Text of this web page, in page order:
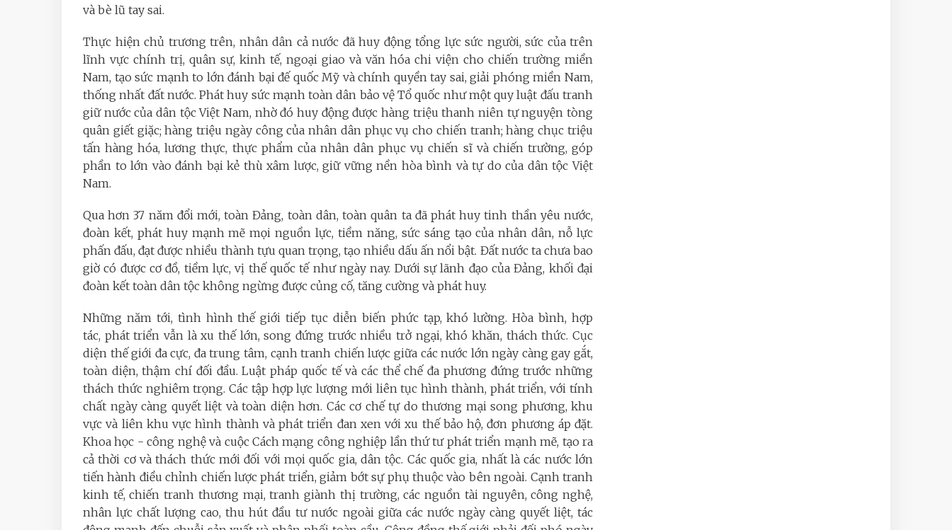
và bè lũ tay sai.
Thực hiện chủ trương trên, nhân dân cả nước đã huy động tổng lực sức người, sức của trên
lĩnh vực chính trị, quân sự, kinh tế, ngoại giao và văn hóa chi viện cho chiến trường miền
Nam, tạo sức mạnh to lớn đánh bại đế quốc Mỹ và chính quyền tay sai, giải phóng miền Nam,
thống nhất đất nước. Phát huy sức mạnh toàn dân bảo vệ Tổ quốc như một quy luật đấu tranh
giữ nước của dân tộc Việt Nam, nhờ đó huy động được hàng triệu thanh niên tự nguyện tòng
quân giết giặc; hàng triệu ngày công của nhân dân phục vụ cho chiến tranh; hàng chục triệu
tấn hàng hóa, lương thực, thực phẩm của nhân dân phục vụ chiến sĩ và chiến trường, góp
phần to lớn vào đánh bại kẻ thù xâm lược, giữ vững nền hòa bình và tự do của dân tộc Việt
Nam.
Qua hơn 37 năm đổi mới, toàn Đảng, toàn dân, toàn quân ta đã phát huy tinh thần yêu nước,
đoàn kết, phát huy mạnh mẽ mọi nguồn lực, tiềm năng, sức sáng tạo của nhân dân, nỗ lực
phấn đấu, đạt được nhiều thành tựu quan trọng, tạo nhiều dấu ấn nổi bật. Đất nước ta chưa bao
giờ có được cơ đồ, tiềm lực, vị thế quốc tế như ngày nay. Dưới sự lãnh đạo của Đảng, khối đại
đoàn kết toàn dân tộc không ngừng được củng cố, tăng cường và phát huy.
Những năm tới, tình hình thế giới tiếp tục diễn biến phức tạp, khó lường. Hòa bình, hợp
tác, phát triển vẫn là xu thế lớn, song đứng trước nhiều trở ngại, khó khăn, thách thức. Cục
diện thế giới đa cực, đa trung tâm, cạnh tranh chiến lược giữa các nước lớn ngày càng gay gắt,
toàn diện, thậm chí đối đầu. Luật pháp quốc tế và các thể chế đa phương đứng trước những
thách thức nghiêm trọng. Các tập hợp lực lượng mới liên tục hình thành, phát triển, với tính
chất ngày càng quyết liệt và toàn diện hơn. Các cơ chế tự do thương mại song phương, khu
vực và liên khu vực hình thành và phát triển đan xen với xu thế bảo hộ, đơn phương áp đặt.
Khoa học - công nghệ và cuộc Cách mạng công nghiệp lần thứ tư phát triển mạnh mẽ, tạo ra
cả thời cơ và thách thức mới đối với mọi quốc gia, dân tộc. Các quốc gia, nhất là các nước lớn
tiến hành điều chỉnh chiến lược phát triển, giảm bớt sự phụ thuộc vào bên ngoài. Cạnh tranh
kinh tế, chiến tranh thương mại, tranh giành thị trường, các nguồn tài nguyên, công nghệ,
nhân lực chất lượng cao, thu hút đầu tư nước ngoài giữa các nước ngày càng quyết liệt, tác